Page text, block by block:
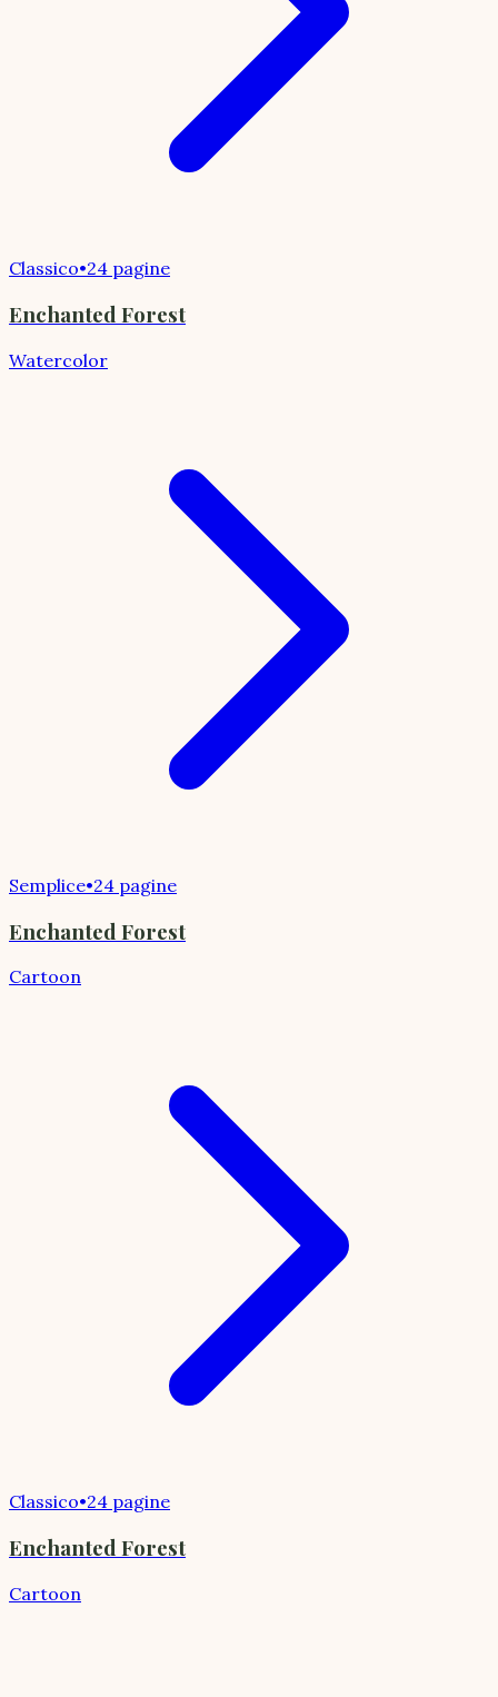
Classico•24 pagine
Enchanted Forest
Watercolor
Semplice•24 pagine
Enchanted Forest
Cartoon
Classico•24 pagine
Enchanted Forest
Cartoon